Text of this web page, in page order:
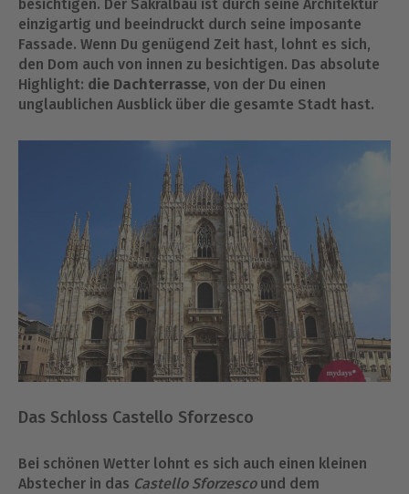
besichtigen. Der Sakralbau ist durch seine Architektur
einzigartig und beeindruckt durch seine imposante
Fassade. Wenn Du genügend Zeit hast, lohnt es sich,
den Dom auch von innen zu besichtigen. Das absolute
Highlight: die Dachterrasse, von der Du einen
unglaublichen Ausblick über die gesamte Stadt hast.
Das Schloss Castello Sforzesco
Bei schönen Wetter lohnt es sich auch einen kleinen
Abstecher in das Castello Sforzescound dem